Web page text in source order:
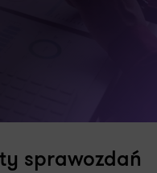
sprawozdań